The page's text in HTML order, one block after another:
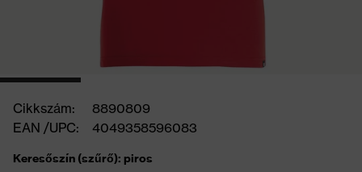
Cikkszám:
8890809
EAN /UPC:
4049358596083
Keresőszín (szűrő): piros